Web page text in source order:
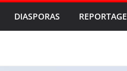
DIASPORAS REPORTAGE